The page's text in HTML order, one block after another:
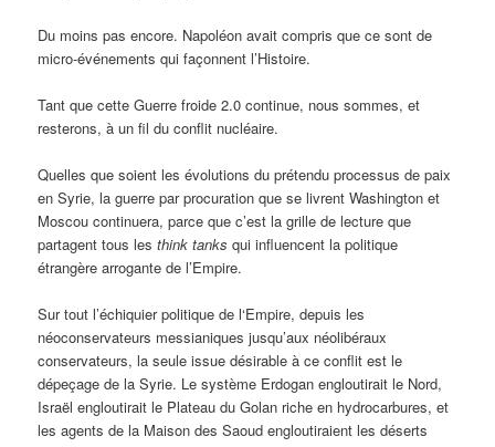
Du moins pas encore. Napoléon avait compris que ce sont de
micro-événements qui façonnent l’Histoire.
Tant que cette Guerre froide 2.0 continue, nous sommes, et
resterons, à un fil du conflit nucléaire.
Quelles que soient les évolutions du prétendu processus de paix
en Syrie, la guerre par procuration que se livrent Washington et
Moscou continuera, parce que c’est la grille de lecture que
partagent tous lesthink tanks qui influencent la politique
étrangère arrogante de l’Empire.
Sur tout l’échiquier politique de l‘Empire, depuis les
néoconservateurs messianiques jusqu’aux néolibéraux
conservateurs, la seule issue désirable à ce conflit est le
dépeçage de la Syrie. Le système Erdogan engloutirait le Nord,
Israël engloutirait le Plateau du Golan riche en hydrocarbures, et
les agents de la Maison des Saoud engloutiraient les déserts